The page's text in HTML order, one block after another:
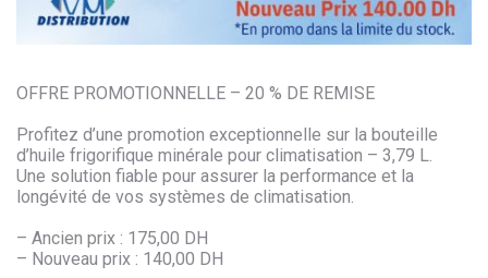
OFFRE PROMOTIONNELLE – 20 % DE REMISE
Profitez d’une promotion exceptionnelle sur la bouteille
d’huile frigorifique minérale pour climatisation – 3,79 L.
Une solution fiable pour assurer la performance et la
longévité de vos systèmes de climatisation.
– Ancien prix : 175,00 DH
– Nouveau prix : 140,00 DH